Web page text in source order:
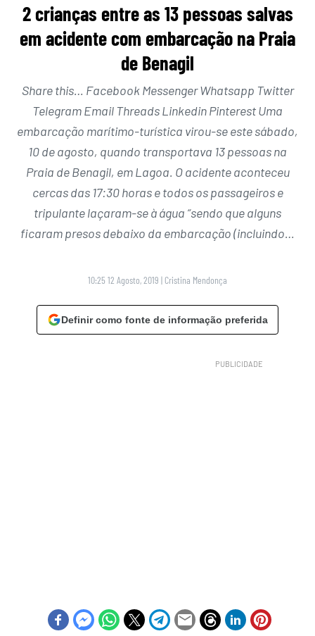
2 crianças entre as 13 pessoas salvas
em acidente com embarcação na Praia
de Benagil
Share this… Facebook Messenger Whatsapp Twitter
Telegram Email Threads Linkedin Pinterest Uma
embarcação marítimo-turística virou-se este sábado,
10 de agosto, quando transportava 13 pessoas na
Praia de Benagil, em Lagoa. O acidente aconteceu
cercas das 17:30 horas e todos os passageiros e
tripulante laçaram-se à água “sendo que alguns
ficaram presos debaixo da embarcação (incluindo…
10:25 12 Agosto, 2019 | Cristina Mendonça
Definir como fonte de informação preferida